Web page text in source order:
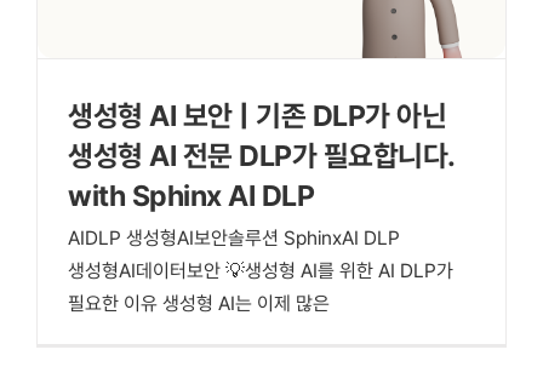
생성형 AI 보안 | 기존 DLP가 아닌
생성형 AI 전문 DLP가 필요합니다.
with Sphinx AI DLP
AIDLP 생성형AI보안솔루션 SphinxAI DLP
생성형AI데이터보안 💡생성형 AI를 위한 AI DLP가
필요한 이유 생성형 AI는 이제 많은